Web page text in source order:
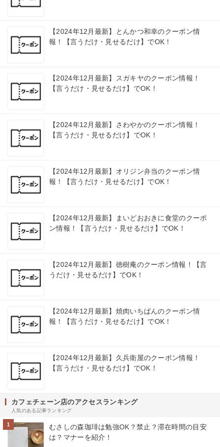
【2024年12月最新】とんかつ和幸のクーポン情
報！【言うだけ・見せるだけ】でOK！
【2024年12月最新】スガキヤのクーポン情報！
【言うだけ・見せるだけ】でOK！
【2024年12月最新】さわやかのクーポン情報！
【言うだけ・見せるだけ】でOK！
【2024年12月最新】オリジン弁当のクーポン情
報！【言うだけ・見せるだけ】でOK！
【2024年12月最新】まいどおおきに食堂のクーポ
ン情報！【言うだけ・見せるだけ】でOK！
【2024年12月最新】徳樹庵のクーポン情報！【言
うだけ・見せるだけ】でOK！
【2024年12月最新】焼肉いちばんのクーポン情
報！【言うだけ・見せるだけ】でOK！
【2024年12月最新】久兵衛屋のクーポン情報！
【言うだけ・見せるだけ】でOK！
カフェチェーン店のアクセスランキング
人気のある記事ランキング
1
むさしの森珈琲は勉強OK？禁止？滞在時間の目安
は？マナーを紹介！